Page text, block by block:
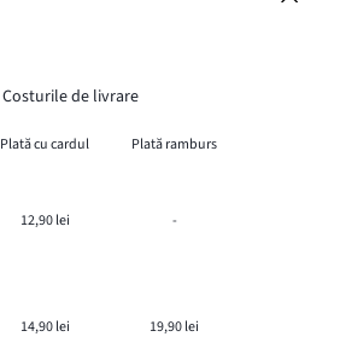
Costurile de livrare
Plată cu cardul
Plată ramburs
12,90 lei -
14,90 lei 19,90 lei